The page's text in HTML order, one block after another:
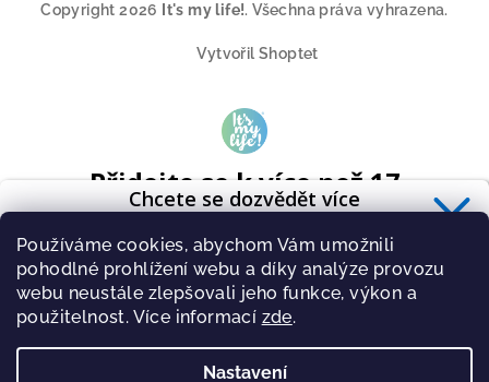
Používáme cookies, abychom Vám umožnili
pohodlné prohlížení webu a díky analýze provozu
webu neustále zlepšovali jeho funkce, výkon a
použitelnost. Více informací zde.
Nastavení
Copyright 2026 It's my life!. Všechna práva vyhrazena.
Vytvořil Shoptet
Přidejte se k více než 17
tisícům odběratelů
A získavejte pravidelně tipy o novinkách ze světa cvičení a
zdravé stravy.
Chcete se dozvědět více
o zdravé výživě?
Přihlaste se k odběru newsletteru.